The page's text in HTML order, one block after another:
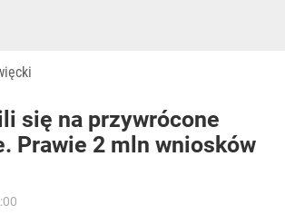
się na przywrócone
Prawie 2 mln wniosków